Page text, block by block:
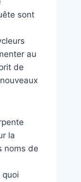
sont
au
de
la
noms de